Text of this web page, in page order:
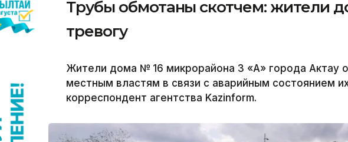
Трубы обмотаны скотчем: жители
тревогу
Жители дома № 16 микрорайона 3 «А» города Актау
местным властям в связи с аварийным состоянием
корреспондент агентства Kazinform.